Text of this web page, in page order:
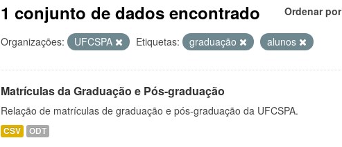
Ordenar por
1 conjunto de dados encontrado
Organizações: UFCSPA Etiquetas: graduação alunos
Matrículas da Graduação e Pós-graduação
Relação de matrículas de graduação e pós-graduação da UFCSPA.
CSV ODT